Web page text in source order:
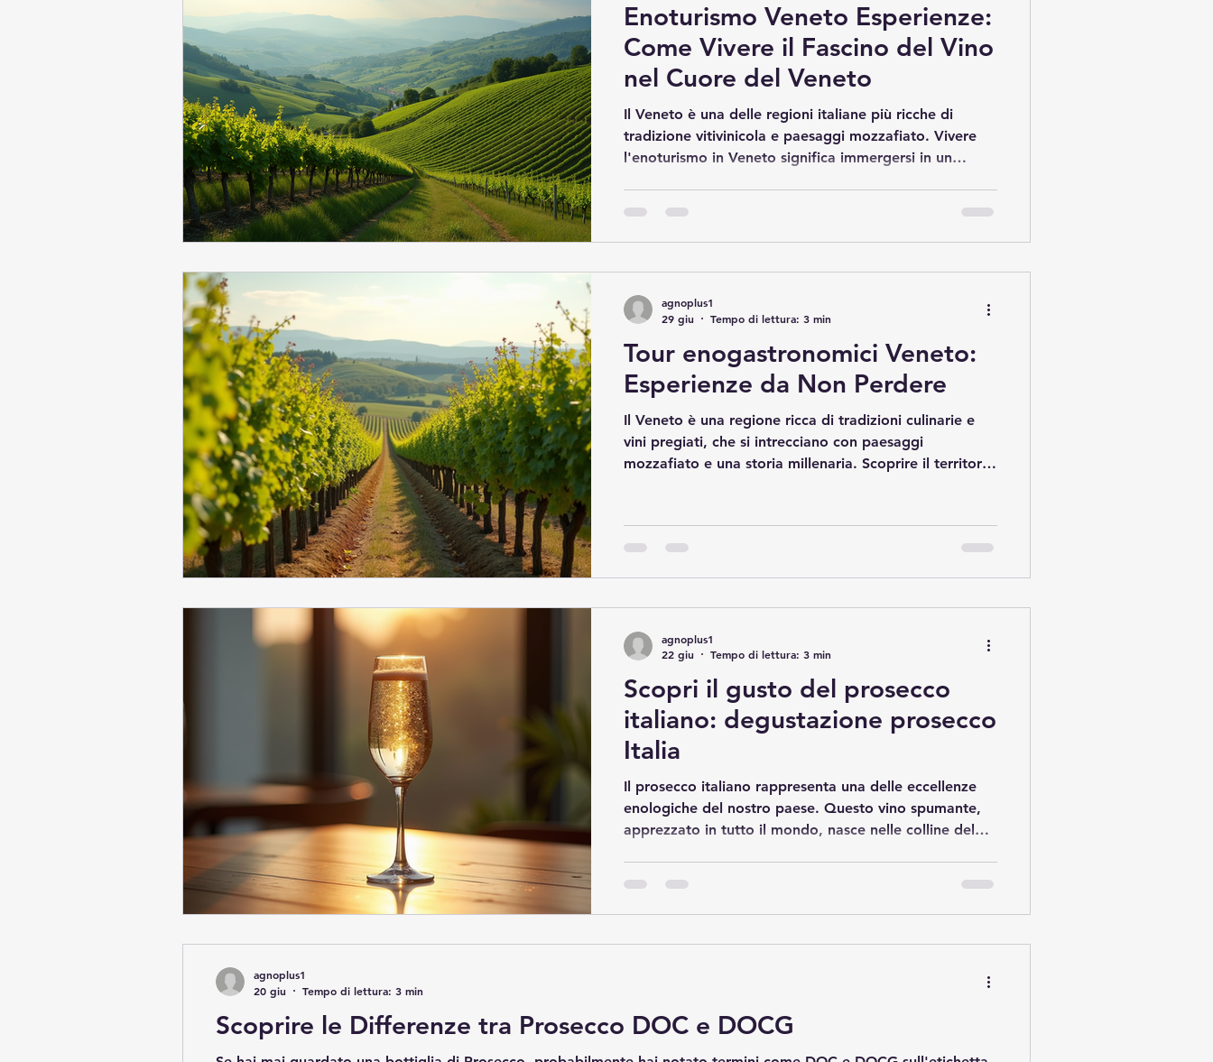
Enoturismo Veneto Esperienze:
Come Vivere il Fascino del Vino
nel Cuore del Veneto
Il Veneto è una delle regioni italiane più ricche di
tradizione vitivinicola e paesaggi mozzafiato. Vivere
l'enoturismo in Veneto significa immergersi in un
proprio simbolo culturale. In questo articolo,
racconterò come organizzare un viaggio enoturistico
Scoprire il Territori
Tour enogastronomici Veneto:
Esperienze da Non Perdere
Il Veneto è una regione ricca di tradizioni culinarie e
vini pregiati, che si intrecciano con paesaggi
mozzafiato e una storia millenaria. Scoprire il territorio
rappresentano un’occasione imperdibile per
assaporare prodotti tipici, visitare cantine storiche e
agnoplus1
29 giu
Tempo di lettura: 3 min
Scopri il gusto del prosecco
italiano: degustazione prosecco
Italia
Il prosecco italiano rappresenta una delle eccellenze
enologiche del nostro paese. Questo vino spumante,
apprezzato in tutto il mondo, nasce nelle colline del
prosecco significa immergersi in un’esperienza
sensoriale unica, fatta di profumi delicati, bollicine fini
agnoplus1
22 giu
Tempo di lettura: 3 min
Scoprire le Differenze tra Prosecco DOC e DOCG
agnoplus1
20 giu
Tempo di lettura: 3 min